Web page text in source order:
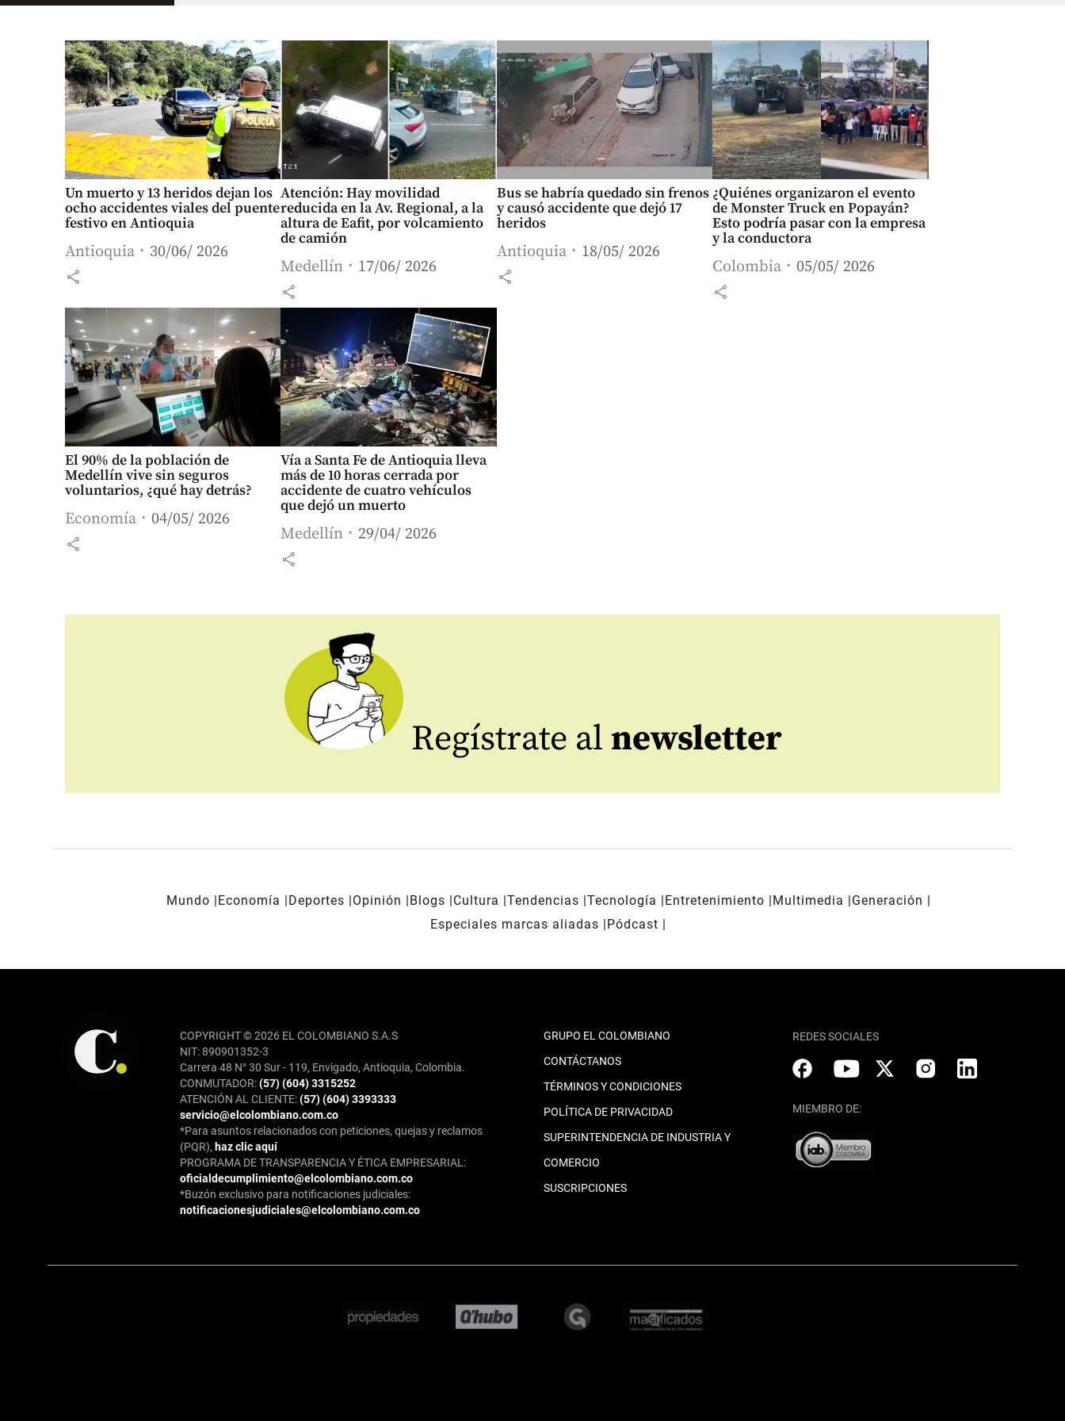
Un muerto y 13 heridos dejan los
ocho accidentes viales del puente
festivo en Antioquia
Antioquia 30/06/ 2026
share
Atención: Hay movilidad
reducida en la Av. Regional, a la
altura de Eafit, por volcamiento
de camión
Medellín 17/06/ 2026
share
Bus se habría quedado sin frenos
y causó accidente que dejó 17
heridos
Antioquia 18/05/ 2026
share
¿Quiénes organizaron el evento
de Monster Truck en Popayán?
Esto podría pasar con la empresa
y la conductora
Colombia 05/05/ 2026
share
El 90% de la población de
Medellín vive sin seguros
voluntarios, ¿qué hay detrás?
Economía 04/05/ 2026
share
Vía a Santa Fe de Antioquia lleva
más de 10 horas cerrada por
accidente de cuatro vehículos
que dejó un muerto
Medellín 29/04/ 2026
share
Regístrate al newsletter
Mundo Economía Deportes Opinión Blogs Cultura Tendencias Tecnología Entretenimiento Multimedia
Generación
Especiales marcas aliadas
Pódcast
COPYRIGHT © 2026 EL COLOMBIANO S.A.S
NIT: 890901352-3
Carrera 48 N° 30 Sur - 119, Envigado, Antioquia, Colombia.
CONMUTADOR:(57) (604) 3315252
ATENCIÓN AL CLIENTE:(57) (604) 3393333
servicio@elcolombiano.com.co
*Para asuntos relacionados con peticiones, quejas y reclamos
(PQR), haz clic aquí
PROGRAMA DE TRANSPARENCIA Y ÉTICA EMPRESARIAL:
oficialdecumplimiento@elcolombiano.com.co
*Buzón exclusivo para notificaciones judiciales:
notificacionesjudiciales@elcolombiano.com.co
GRUPO EL COLOMBIANO
CONTÁCTANOS
TÉRMINOS Y CONDICIONES
POLÍTICA DE PRIVACIDAD
SUPERINTENDENCIA DE INDUSTRIA Y
COMERCIO
SUSCRIPCIONES
REDES SOCIALES
MIEMBRO DE: